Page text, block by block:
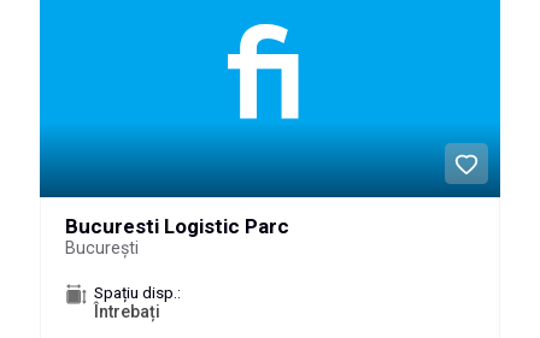
Bucuresti Logistic Parc
București
Spațiu disp.:
Întrebați